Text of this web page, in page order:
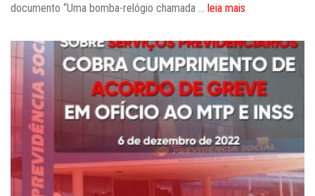
documento “Uma bomba-relógio chamada ... leia mais